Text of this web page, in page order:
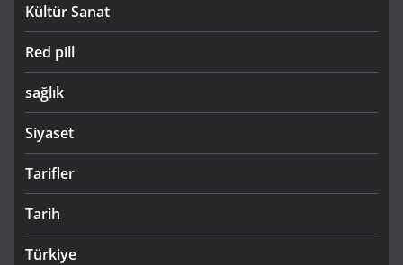
Kültür Sanat
Red pill
sağlık
Siyaset
Tarifler
Tarih
Türkiye